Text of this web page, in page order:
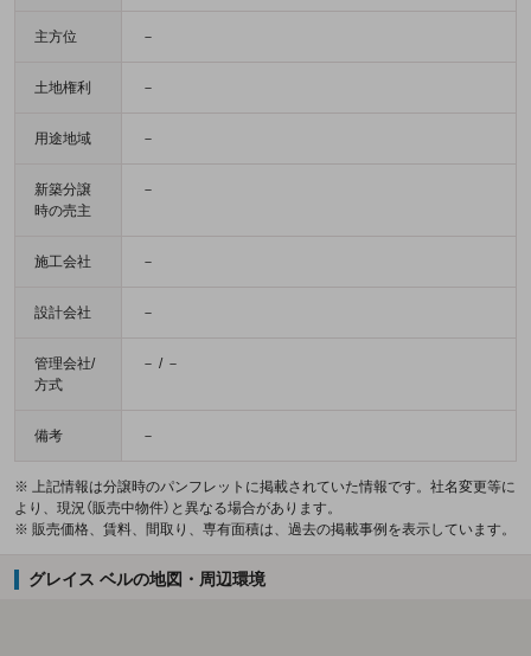
主方位 －
土地権利 －
用途地域 －
新築分譲
時の売主
－
施工会社 －
設計会社 －
管理会社/
方式
－ / －
備考 －
※ 上記情報は分譲時のパンフレットに掲載されていた情報です。社名変更等に
より、現況（販売中物件）と異なる場合があります。
※ 販売価格、賃料、間取り、専有面積は、過去の掲載事例を表示しています。
グレイス ベルの地図・周辺環境